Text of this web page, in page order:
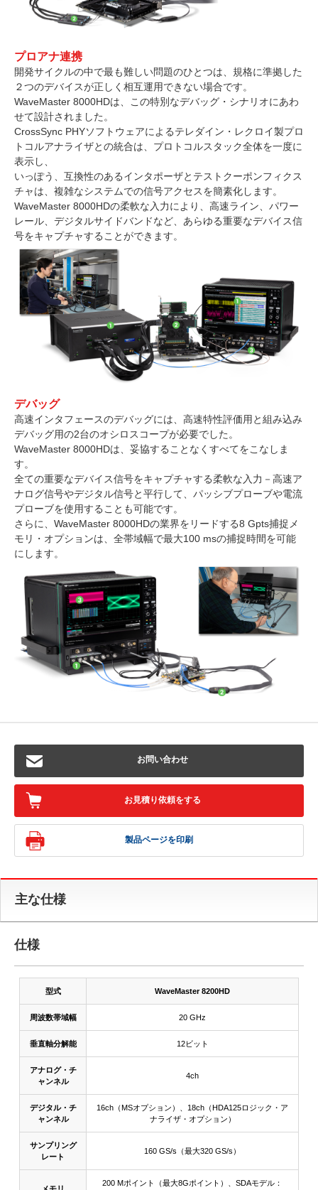
プロアナ連携
開発サイクルの中で最も難しい問題のひとつは、規格に準拠した
２つのデバイスが正しく相互運用できない場合です。
WaveMaster 8000HDは、この特別なデバッグ・シナリオにあわ
せて設計されました。
CrossSync PHYソフトウェアによるテレダイン・レクロイ製プロ
トコルアナライザとの統合は、プロトコルスタック全体を一度に
表示し、
いっぽう、互換性のあるインタポーザとテストクーポンフィクス
チャは、複雑なシステムでの信号アクセスを簡素化します。
WaveMaster 8000HDの柔軟な入力により、高速ライン、パワー
レール、デジタルサイドバンドなど、あらゆる重要なデバイス信
号をキャプチャすることができます。
デバッグ
高速インタフェースのデバッグには、高速特性評価用と組み込み
デバッグ用の2台のオシロスコープが必要でした。
WaveMaster 8000HDは、妥協することなくすべてをこなしま
す。
全ての重要なデバイス信号をキャプチャする柔軟な入力－高速ア
ナログ信号やデジタル信号と平行して、パッシブプローブや電流
プローブを使用することも可能です。
さらに、WaveMaster 8000HDの業界をリードする8 Gpts捕捉メ
モリ・オプションは、全帯域幅で最大100 msの捕捉時間を可能
にします。
お問い合わせ
お見積り依頼をする
製品ページを印刷
主な仕様
仕様
型式 WaveMaster 8200HD
周波数帯域幅 20 GHz
垂直軸分解能 12ビット
アナログ・チ
ャンネル
4ch
デジタル・チ
ャンネル
16ch（MSオプション）、18ch（HDA125ロジック・ア
ナライザ・オプション）
サンプリング
レート
160 GS/s（最大320 GS/s）
200 Mポイント（最大8Gポイント）、SDAモデル：